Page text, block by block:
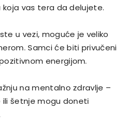
vas tera da delujete.
u vezi, moguće je veliko
Samci će biti privučeni
energijom.
na mentalno zdravlje –
šetnje mogu doneti